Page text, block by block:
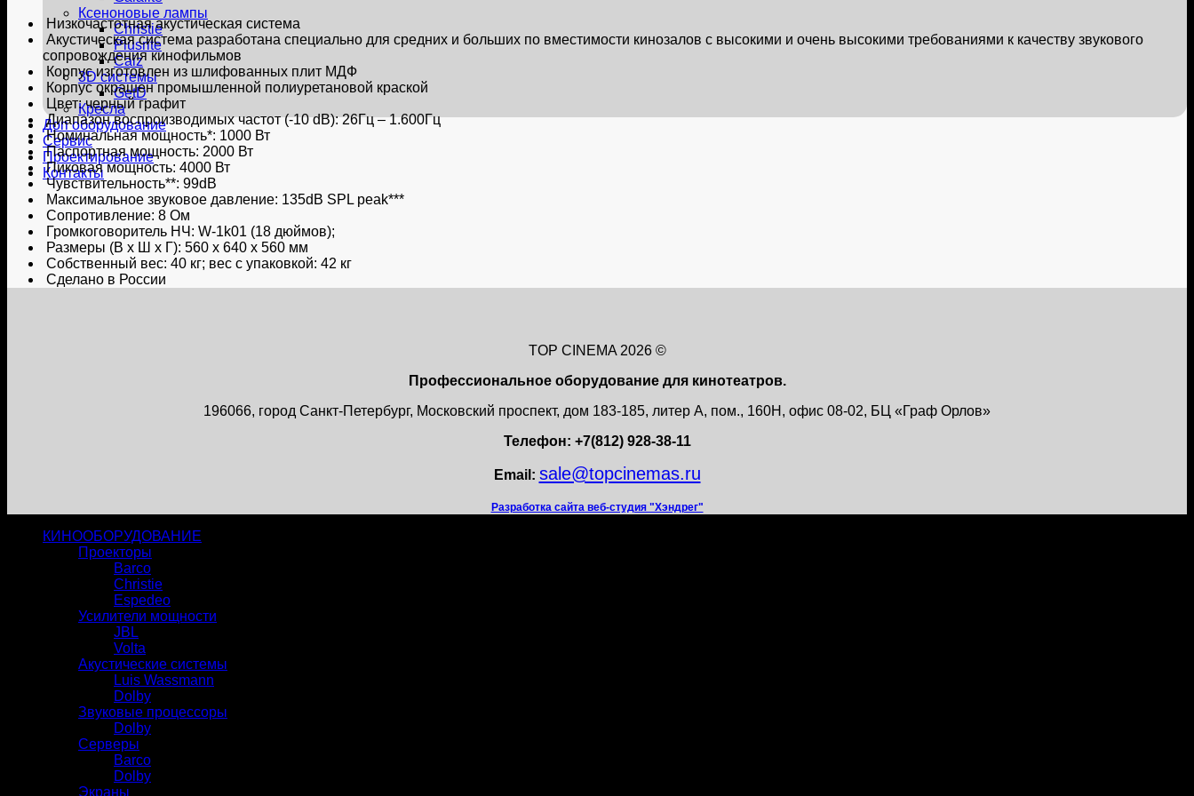
Ксеноновые лампы
Christie
Plusrite
Caiz
3D системы
GetD
Кресла
Доп оборудование
Сервис
Проектирование
Контакты
Низкочастотная акустическая система
Акустическая система разработана специально для средних и больших по вместимости кинозалов с высокими и очень высокими требованиями к качеству звукового
сопровождения кинофильмов
Корпус изготовлен из шлифованных плит МДФ
Корпус окрашен промышленной полиуретановой краской
Цвет: черный графит
Диапазон воспроизводимых частот (-10 dB): 26Гц – 1.600Гц
Номинальная мощность*: 1000 Вт
Паспортная мощность: 2000 Вт
Пиковая мощность: 4000 Вт
Чувствительность**: 99dB
Максимальное звуковое давление: 135dB SPL peak***
Сопротивление: 8 Ом
Громкоговоритель НЧ: W-1k01 (18 дюймов);
Размеры (В х Ш х Г): 560 х 640 х 560 мм
Собственный вес: 40 кг; вес с упаковкой: 42 кг
Сделано в России
TOP CINEMA 2026 ©
Профессиональное оборудование для кинотеатров.
196066, город Санкт-Петербург, Московский проспект, дом 183-185, литер А, пом., 160Н, офис 08-02, БЦ «Граф Орлов»
Телефон: +7(812) 928-38-11
Email: sale@topcinemas.ru
Разработка сайта веб-студия "Хэндрег"
КИНООБОРУДОВАНИЕ
Проекторы
Barco
Christie
Espedeo
Усилители мощности
JBL
Volta
Акустические системы
Luis Wassmann
Dolby
Звуковые процессоры
Dolby
Серверы
Barco
Dolby
Экраны